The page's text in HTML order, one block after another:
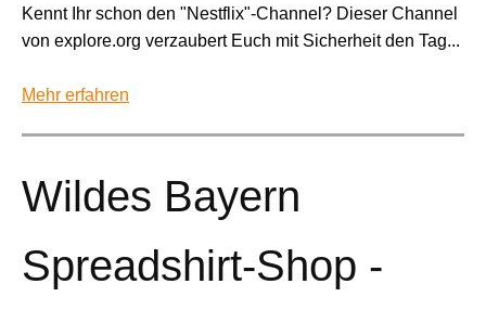
Kennt Ihr schon den "Nestflix"-Channel? Dieser Channel
von explore.org verzaubert Euch mit Sicherheit den Tag...
Mehr erfahren
Wildes Bayern
Spreadshirt-Shop -